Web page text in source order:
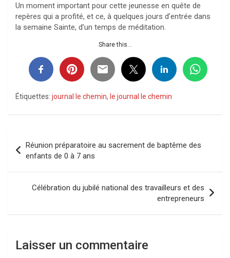
Un moment important pour cette jeunesse en quête de
repères qui a profité, et ce, à quelques jours d’entrée dans
la semaine Sainte, d’un temps de méditation.
Share this...
Étiquettes: journal le chemin, le journal le chemin
de
l’article
Réunion préparatoire au sacrement de baptême des
enfants de 0 à 7 ans
Célébration du jubilé national des travailleurs et des
entrepreneurs
Laisser un commentaire